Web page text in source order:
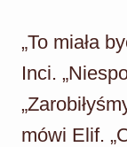
„To miała
Inci.
mówi Elif.